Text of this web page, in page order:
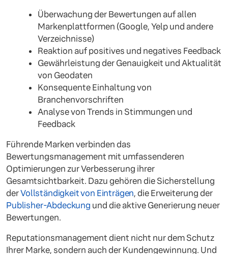
Überwachung der Bewertungen auf allen
Markenplattformen (Google, Yelp und andere
Verzeichnisse)
Reaktion auf positives und negatives Feedback
Gewährleistung der Genauigkeit und Aktualität
von Geodaten
Konsequente Einhaltung von
Branchenvorschriften
Analyse von Trends in Stimmungen und
Feedback
Führende Marken verbinden das
Bewertungsmanagement mit umfassenderen
Optimierungen zur Verbesserung ihrer
Gesamtsichtbarkeit. Dazu gehören die Sicherstellung
derVollständigkeit von Einträgen, die Erweiterung der
Publisher-Abdeckung und die aktive Generierung neuer
Bewertungen.
Reputationsmanagement dient nicht nur dem Schutz
Ihrer Marke, sondern auch der Kundengewinnung. Und